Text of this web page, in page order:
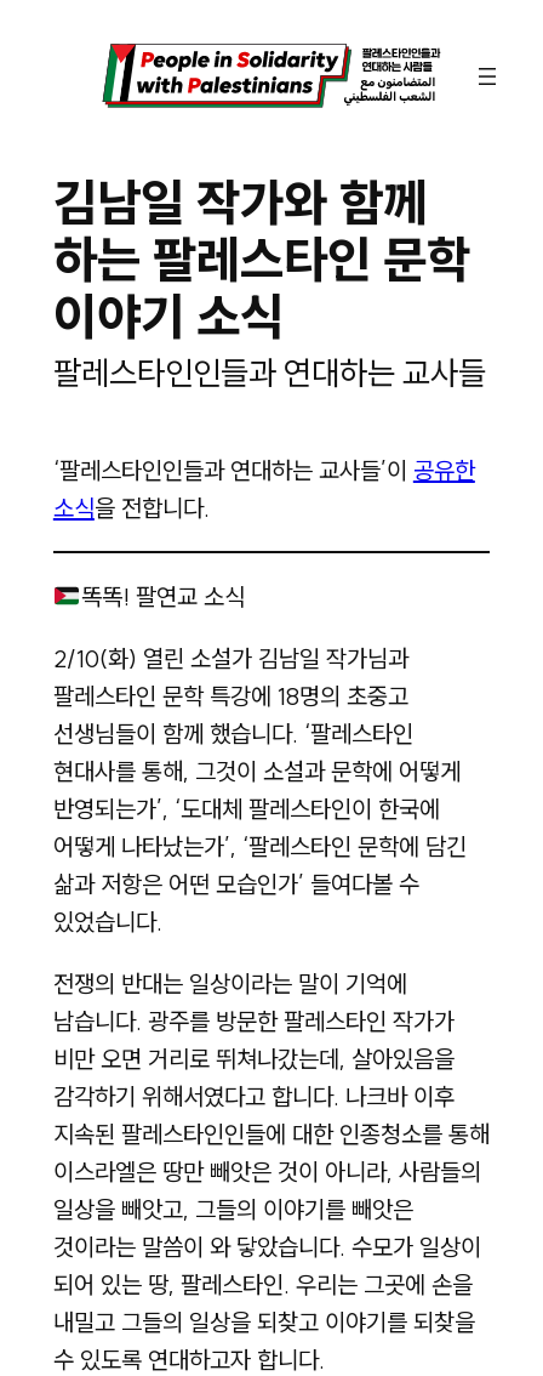
김남일 작가와 함께
하는 팔레스타인 문학
이야기 소식
팔레스타인인들과 연대하는 교사들
‘팔레스타인인들과 연대하는 교사들’이 공유한
소식을 전합니다.
똑똑! 팔연교 소식
2/10(화) 열린 소설가 김남일 작가님과
팔레스타인 문학 특강에 18명의 초중고
선생님들이 함께 했습니다. ‘팔레스타인
현대사를 통해, 그것이 소설과 문학에 어떻게
반영되는가’, ‘도대체 팔레스타인이 한국에
어떻게 나타났는가’, ‘팔레스타인 문학에 담긴
삶과 저항은 어떤 모습인가’ 들여다볼 수
있었습니다.
전쟁의 반대는 일상이라는 말이 기억에
남습니다. 광주를 방문한 팔레스타인 작가가
비만 오면 거리로 뛰쳐나갔는데, 살아있음을
감각하기 위해서였다고 합니다. 나크바 이후
지속된 팔레스타인인들에 대한 인종청소를 통해
이스라엘은 땅만 빼앗은 것이 아니라, 사람들의
일상을 빼앗고, 그들의 이야기를 빼앗은
것이라는 말씀이 와 닿았습니다. 수모가 일상이
되어 있는 땅, 팔레스타인. 우리는 그곳에 손을
내밀고 그들의 일상을 되찾고 이야기를 되찾을
수 있도록 연대하고자 합니다.